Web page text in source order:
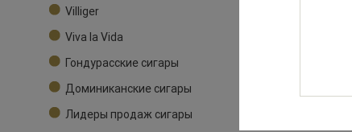
Villiger
Viva la Vida
Гондурасские сигары
Доминиканские сигары
Лидеры продаж сигары